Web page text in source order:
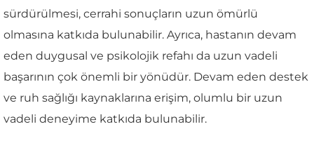
sürdürülmesi, cerrahi sonuçların uzun ömürlü
olmasına katkıda bulunabilir. Ayrıca, hastanın devam
eden duygusal ve psikolojik refahı da uzun vadeli
başarının çok önemli bir yönüdür. Devam eden destek
ve ruh sağlığı kaynaklarına erişim, olumlu bir uzun
vadeli deneyime katkıda bulunabilir.